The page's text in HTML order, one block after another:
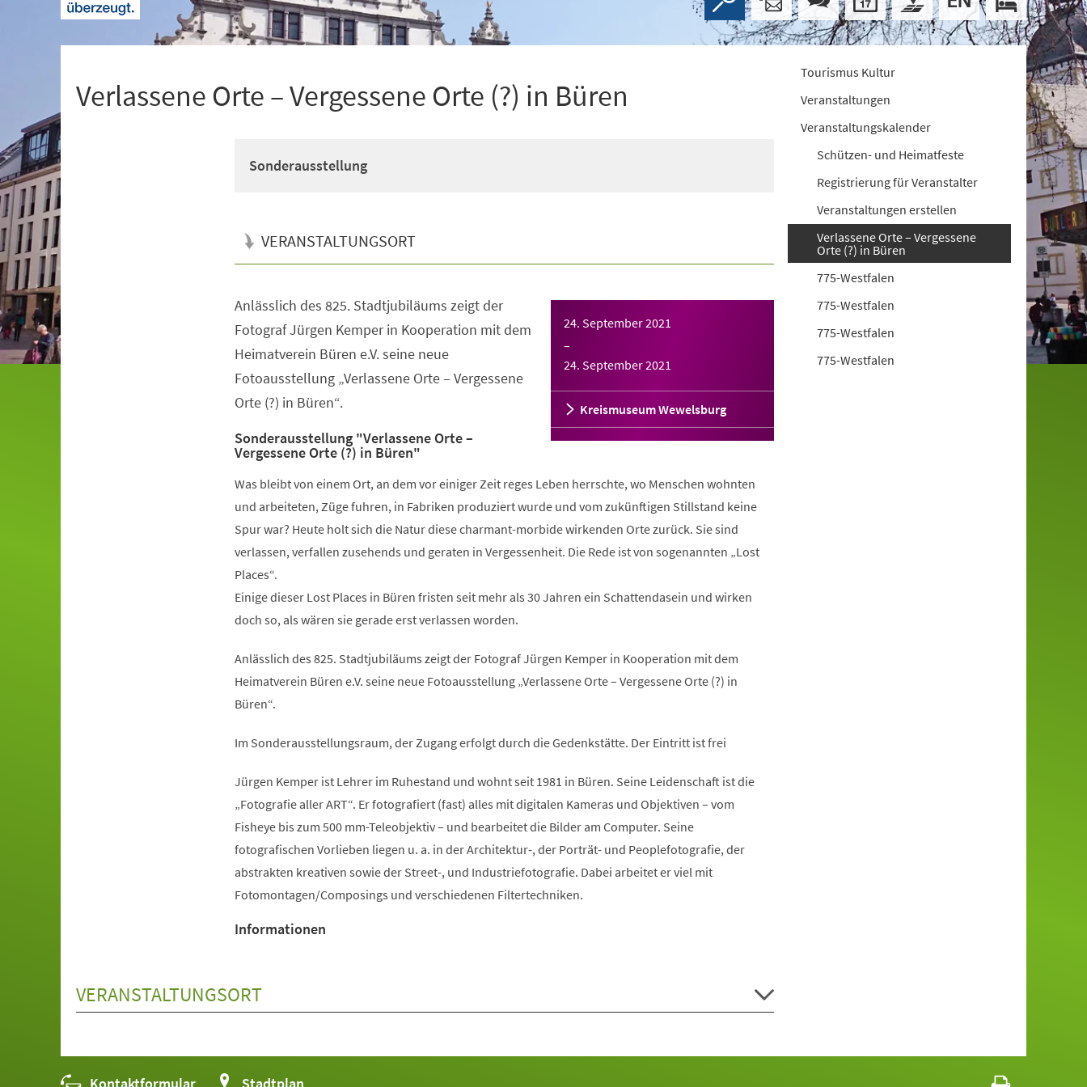
Verlassene Orte – Vergessene Orte (?) in Büren
Sonderausstellung
VERANSTALTUNGSORT
24. September 2021
–
24. September 2021
Kreismuseum Wewelsburg
Anlässlich des 825. Stadtjubiläums zeigt der
Fotograf Jürgen Kemper in Kooperation mit dem
Heimatverein Büren e.V. seine neue
Fotoausstellung „Verlassene Orte – Vergessene
Orte (?) in Büren“.
Sonderausstellung "Verlassene Orte –
Vergessene Orte (?) in Büren"
Was bleibt von einem Ort, an dem vor einiger Zeit reges Leben herrschte, wo Menschen wohnten
und arbeiteten, Züge fuhren, in Fabriken produziert wurde und vom zukünftigen Stillstand keine
Spur war? Heute holt sich die Natur diese charmant-morbide wirkenden Orte zurück. Sie sind
verlassen, verfallen zusehends und geraten in Vergessenheit. Die Rede ist von sogenannten „Lost
Places“.
Einige dieser Lost Places in Büren fristen seit mehr als 30 Jahren ein Schattendasein und wirken
doch so, als wären sie gerade erst verlassen worden.
Anlässlich des 825. Stadtjubiläums zeigt der Fotograf Jürgen Kemper in Kooperation mit dem
Heimatverein Büren e.V. seine neue Fotoausstellung „Verlassene Orte – Vergessene Orte (?) in
Büren“.
Im Sonderausstellungsraum, der Zugang erfolgt durch die Gedenkstätte. Der Eintritt ist frei
Jürgen Kemper ist Lehrer im Ruhestand und wohnt seit 1981 in Büren. Seine Leidenschaft ist die
„Fotografie aller ART“. Er fotografiert (fast) alles mit digitalen Kameras und Objektiven – vom
Fisheye bis zum 500 mm-Teleobjektiv – und bearbeitet die Bilder am Computer. Seine
fotografischen Vorlieben liegen u. a. in der Architektur-, der Porträt- und Peoplefotografie, der
abstrakten kreativen sowie der Street-, und Industriefotografie. Dabei arbeitet er viel mit
Fotomontagen/Composings und verschiedenen Filtertechniken.
Informationen
VERANSTALTUNGSORT
Tourismus Kultur
Veranstaltungen
Veranstaltungskalender
Schützen- und Heimatfeste
Registrierung für Veranstalter
Veranstaltungen erstellen
Verlassene Orte – Vergessene
Orte (?) in Büren
775-Westfalen
775-Westfalen
775-Westfalen
775-Westfalen